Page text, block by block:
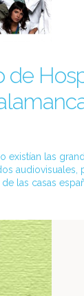
de
existían las
audiovisuales,
las casas